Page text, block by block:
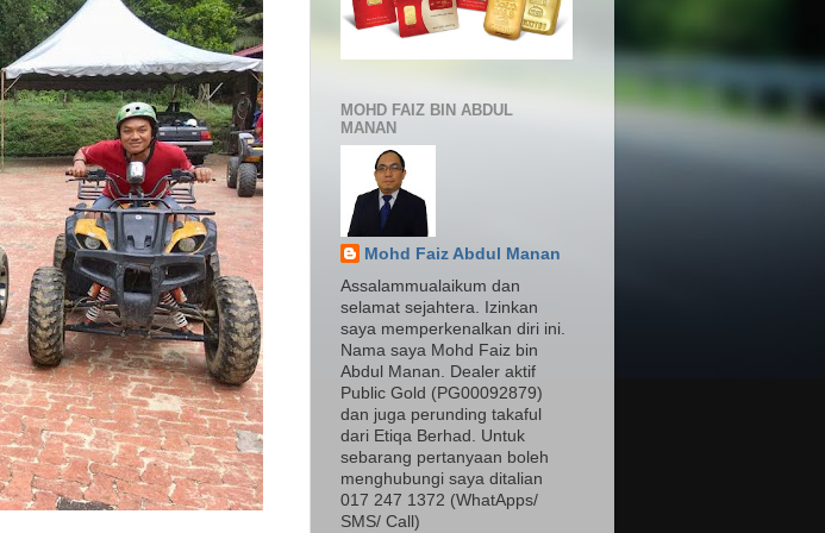
MOHD FAIZ BIN ABDUL
MANAN
Mohd Faiz Abdul Manan
Assalammualaikum dan
selamat sejahtera. Izinkan
saya memperkenalkan diri ini.
Nama saya Mohd Faiz bin
Abdul Manan. Dealer aktif
Public Gold (PG00092879)
dan juga perunding takaful
dari Etiqa Berhad. Untuk
sebarang pertanyaan boleh
menghubungi saya ditalian
017 247 1372 (WhatApps/
SMS/ Call)